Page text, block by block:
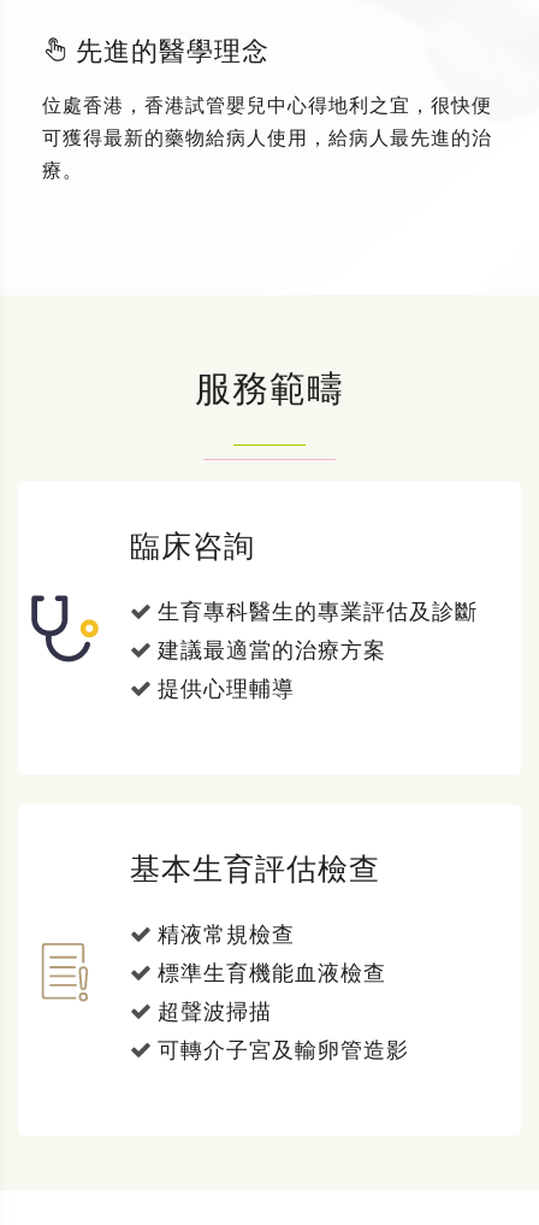
先進的醫學理念
位處香港，香港試管嬰兒中心得地利之宜，很快便
可獲得最新的藥物給病人使用，給病人最先進的治
療。
服務範疇
臨床咨詢
生育專科醫生的專業評估及診斷
建議最適當的治療方案
提供心理輔導
基本生育評估檢查
精液常規檢查
標準生育機能血液檢查
超聲波掃描
可轉介子宮及輸卵管造影